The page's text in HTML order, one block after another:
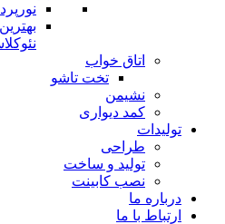
اتاق خواب
تخت تاشو
نشیمن
کمد دیواری
تولیدات
طراحی
تولید و ساخت
نصب کابینت
درباره ما
ارتباط با ما